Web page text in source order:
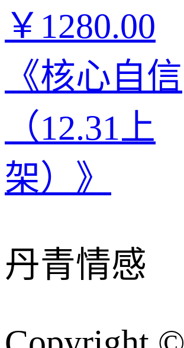
￥1280.00
《核心自信
（12.31上
架）》
丹青情感